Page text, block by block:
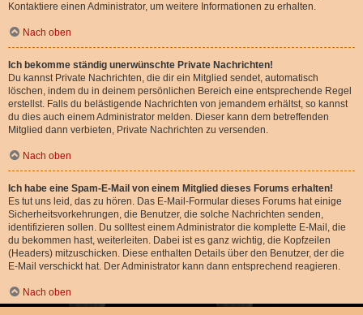
Kontaktiere einen Administrator, um weitere Informationen zu erhalten.
Nach oben
Ich bekomme ständig unerwünschte Private Nachrichten!
Du kannst Private Nachrichten, die dir ein Mitglied sendet, automatisch
löschen, indem du in deinem persönlichen Bereich eine entsprechende Regel
erstellst. Falls du belästigende Nachrichten von jemandem erhältst, so kannst
du dies auch einem Administrator melden. Dieser kann dem betreffenden
Mitglied dann verbieten, Private Nachrichten zu versenden.
Nach oben
Ich habe eine Spam-E-Mail von einem Mitglied dieses Forums erhalten!
Es tut uns leid, das zu hören. Das E-Mail-Formular dieses Forums hat einige
Sicherheitsvorkehrungen, die Benutzer, die solche Nachrichten senden,
identifizieren sollen. Du solltest einem Administrator die komplette E-Mail, die
du bekommen hast, weiterleiten. Dabei ist es ganz wichtig, die Kopfzeilen
(Headers) mitzuschicken. Diese enthalten Details über den Benutzer, der die
E-Mail verschickt hat. Der Administrator kann dann entsprechend reagieren.
Nach oben